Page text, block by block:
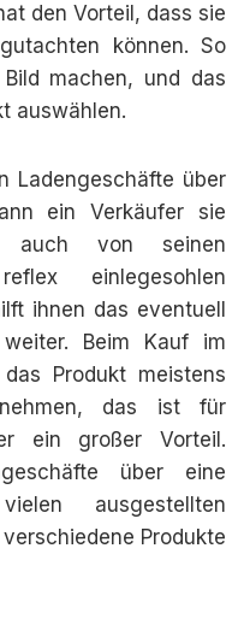
den Vorteil, dass sie
können. So
machen, und das
auswählen.
Ladengeschäfte über
ein Verkäufer sie
auch von seinen
einlegesohlen
ihnen das eventuell
Beim Kauf im
Produkt meistens
das ist für
ein großer Vorteil.
über eine
ausgestellten
Produkte